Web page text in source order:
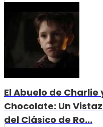
El Abuelo de Charlie
Chocolate: Un
del Clásico de Ro...